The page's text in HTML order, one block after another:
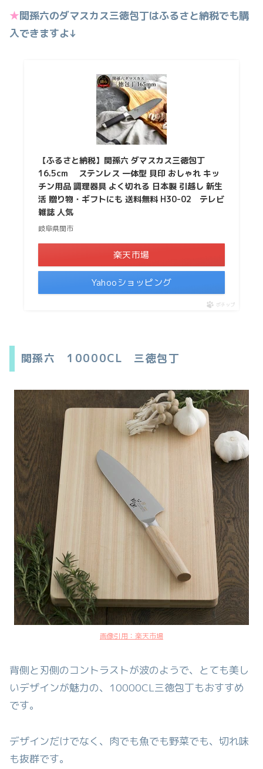
★関孫六のダマスカス三徳包丁はふるさと納税でも購
入できますよ↓
【ふるさと納税】関孫六 ダマスカス三徳包丁
16.5cm ステンレス 一体型 貝印 おしゃれ キッ
チン用品 調理器具 よく切れる 日本製 引越し 新生
活 贈り物・ギフトにも 送料無料 H30-02 テレビ
雑誌 人気
岐阜県関市
楽天市場
Yahooショッピング
ポチップ
関孫六 10000CL 三徳包丁
画像引用：楽天市場
背側と刃側のコントラストが波のようで、とても美し
いデザインが魅力の、10000CL三徳包丁もおすすめ
です。
デザインだけでなく、肉でも魚でも野菜でも、切れ味
も抜群です。